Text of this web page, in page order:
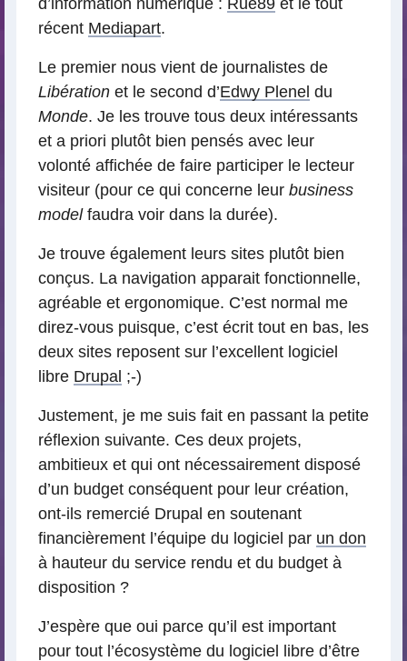
d’information numérique : Rue89 et le tout
récent Mediapart.
Le premier nous vient de journalistes de
Libération et le second d’Edwy Plenel du
Monde. Je les trouve tous deux intéressants
et a priori plutôt bien pensés avec leur
volonté affichée de faire participer le lecteur
visiteur (pour ce qui concerne leur business
modelfaudra voir dans la durée).
Je trouve également leurs sites plutôt bien
conçus. La navigation apparait fonctionnelle,
agréable et ergonomique. C’est normal me
direz-vous puisque, c’est écrit tout en bas, les
deux sites reposent sur l’excellent logiciel
libre Drupal ;-)
Justement, je me suis fait en passant la petite
réflexion suivante. Ces deux projets,
ambitieux et qui ont nécessairement disposé
d’un budget conséquent pour leur création,
ont-ils remercié Drupal en soutenant
financièrement l’équipe du logiciel par un don
à hauteur du service rendu et du budget à
disposition ?
J’espère que oui parce qu’il est important
pour tout l’écosystème du logiciel libre d’être